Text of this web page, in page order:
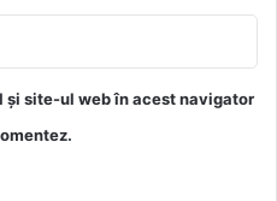
site-ul web în acest navigator